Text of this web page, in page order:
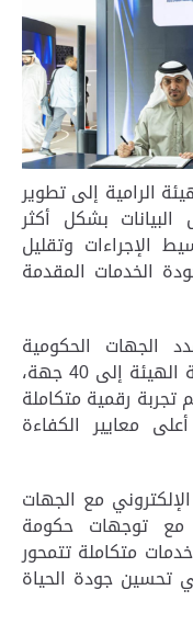
الرامية إلى تطوير
بشكل أكثر
الإجراءات وتقليل
الخدمات المقدمة
الجهات الحكومية
والخاصة المرتبطة إلكترونيًا مع أنظمة الهيئة إلى 40 جهة،
تجربة رقمية متكاملة
معايير الكفاءة
مع الجهات
مع توجهات حكومة
متكاملة تتمحور
تحسين جودة الحياة